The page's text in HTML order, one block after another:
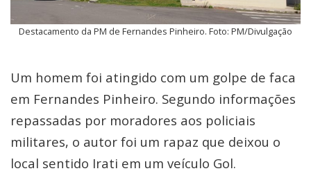
Destacamento da PM de Fernandes Pinheiro. Foto: PM/Divulgação
Um homem foi atingido com um golpe de faca
em Fernandes Pinheiro. Segundo informações
repassadas por moradores aos policiais
militares, o autor foi um rapaz que deixou o
local sentido Irati em um veículo Gol.